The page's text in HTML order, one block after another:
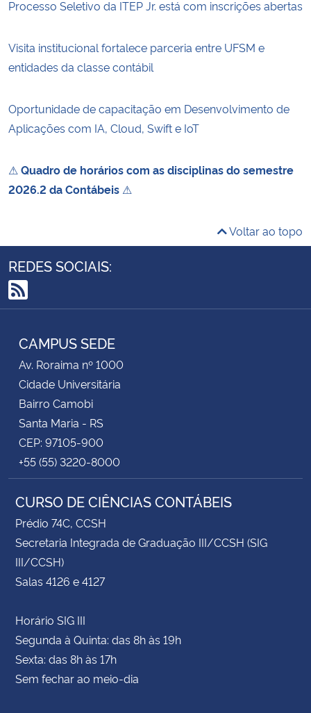
Processo Seletivo da ITEP Jr. está com inscrições abertas
Visita institucional fortalece parceria entre UFSM e
entidades da classe contábil
Oportunidade de capacitação em Desenvolvimento de
Aplicações com IA, Cloud, Swift e IoT
⚠ Quadro de horários com as disciplinas do semestre
2026.2 da Contábeis ⚠
Voltar ao topo
REDES SOCIAIS:
RSS
CAMPUS SEDE
Av. Roraima nº 1000
Cidade Universitária
Bairro Camobi
Santa Maria - RS
CEP: 97105-900
+55 (55) 3220-8000
CURSO DE CIÊNCIAS CONTÁBEIS
Prédio 74C, CCSH
Secretaria Integrada de Graduação III/CCSH (SIG
III/CCSH)
Salas 4126 e 4127
Horário SIG III
Segunda à Quinta: das 8h às 19h
Sexta: das 8h às 17h
Sem fechar ao meio-dia